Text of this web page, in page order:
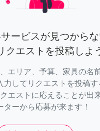
ービスが見つから
クエストを投稿しよ
エリア、予算、家具の名
力してリクエストを投稿す
エストに応えることが出
ターから応募が来ます！